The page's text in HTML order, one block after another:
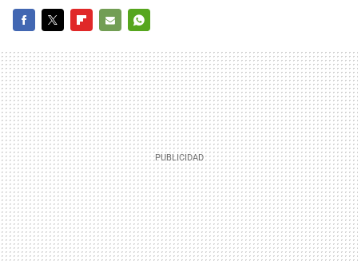
MAIL